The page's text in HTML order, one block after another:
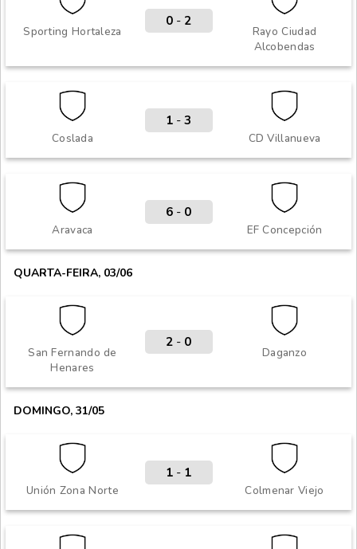
Sporting Hortaleza
Rayo Ciudad
Alcobendas
0 - 2
Coslada CD Villanueva
1 - 3
Aravaca EF Concepción
6 - 0
QUARTA-FEIRA, 03/06
San Fernando de
Henares
Daganzo
2 - 0
DOMINGO, 31/05
Unión Zona Norte Colmenar Viejo
1 - 1